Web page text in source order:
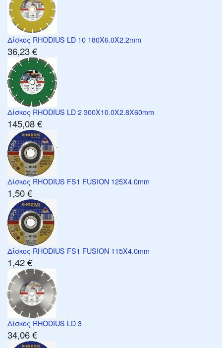
Δίσκος RHODIUS LD 10 180X6.0X2.2mm
36,23 €
Δίσκος RHODIUS LD 2 300X10.0X2.8X60mm
145,08 €
Δίσκος RHODIUS FS1 FUSION 125X4.0mm
1,50 €
Δίσκος RHODIUS FS1 FUSION 115X4.0mm
1,42 €
Δίσκος RHODIUS LD 3
34,06 €